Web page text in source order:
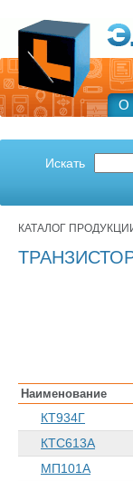
О
Искать
КАТАЛОГ
Наименование
КТ934Г
КТС613А
МП101А